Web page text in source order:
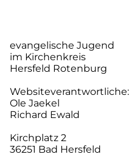
evangelische Jugend
im Kirchenkreis
Hersfeld Rotenburg
Websiteverantwortliche:
Ole Jaekel
Richard Ewald
Kirchplatz 2
36251 Bad Hersfeld